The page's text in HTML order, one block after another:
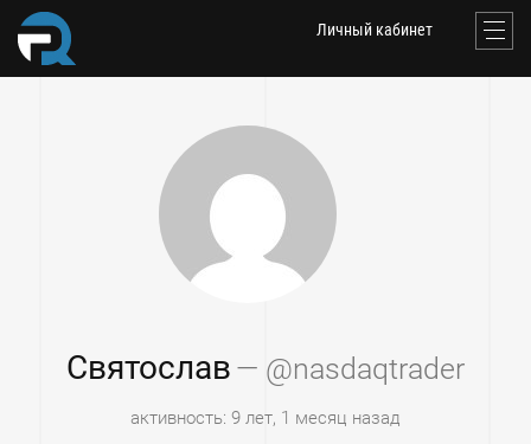
Личный кабинет
Святослав — @nasdaqtrader
активность: 9 лет, 1 месяц назад